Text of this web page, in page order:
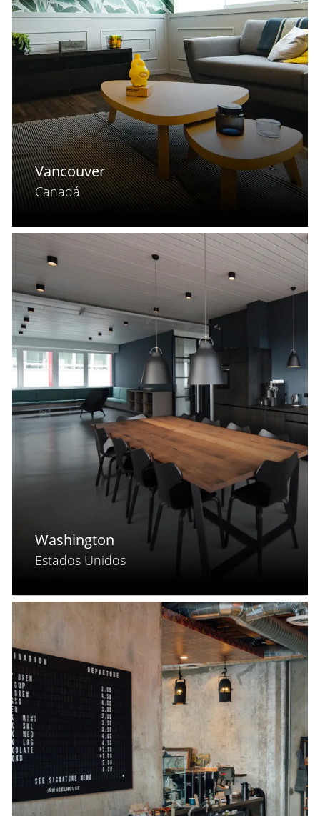
Vancouver
Canadá
Washington
Estados Unidos